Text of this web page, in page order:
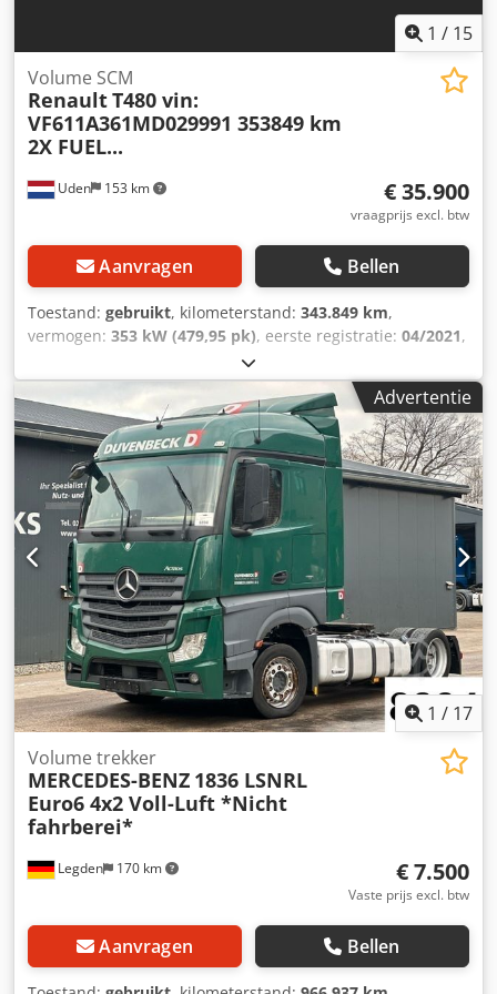
1 / 15
Uden 153 km
Volume SCM
RenaultT480 vin:
VF611A361MD029991 353849 km
2X FUEL...
€ 35.900
vraagprijs excl. btw
Aanvragen Bellen
Toestand: gebruikt, kilometerstand: 343.849 km,
vermogen: 353 kW (479,95 pk), eerste registratie: 04/2021,
, bandenmaten:
asconfiguratie:4x2, brandstof:diesel, bestuurderscabine:
slaapcabine
, soort overbrenging:automatisch ,
emissieklasse:Euro 6, ophanging:lucht, totale lengte:
5.800 mm, totale breedte:2.500 mm, totale hoogte:3.300
, Bouwjaar:2021 , Uitrusting:ABS, airbag,
airconditioning, bekrachtigde besturing, centrale
vergrendeling, cruise control, elektrische raamverstelling,
tweede brandstoftank, = Verdere opties en accessoires = -
Aluminium brandstoftank - Airconditioning - Luchtvering
Crjdpfx Aezqzgqodrsf - Radio/CD-speler - Slaapcabine =
Verdere informatie = Vooras: Bandenmaat: 315/60 R22,5;
Gestuurd; Vering: luchtvering Achterbandenmaat: 295/60
R22,5 Leeggewicht: 7.403 kg APK (technische keuring):
geldig tot 02-2027 Referentienummer: 47
Advertentie
1 / 17
Legden 170 km
Volume trekker
MERCEDES-BENZ 1836 LSNRL
Euro6 4x2 Voll-Luft *Nicht
fahrberei*
€ 7.500
Vaste prijs excl. btw
Aanvragen Bellen